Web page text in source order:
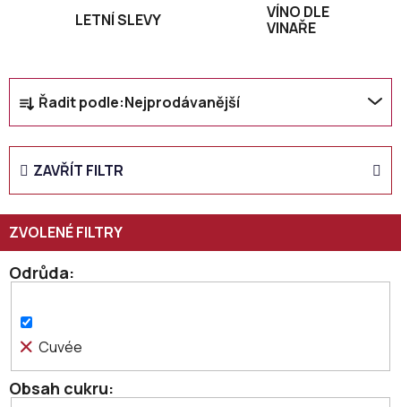
LETNÍ SLEVY
VÍNO DLE
VINAŘE
Ř
a
z
n
í
p
r
o
u
t
ů
Řadit podle:Nejprodávanější
ZAVŘÍT FILTR
Odrůda
Cuvée
Obsah cukru